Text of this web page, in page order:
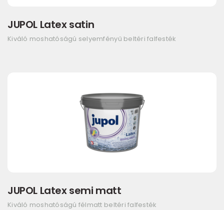
JUPOL Latex satin
Kiváló moshatóságú selyemfényű beltéri falfesték
JUPOL Latex semi matt
Kiváló moshatóságú félmatt beltéri falfesték